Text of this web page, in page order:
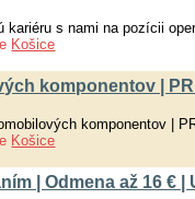
kariéru s nami na pozícii
Košice
komponentov |
komponentov |
Košice
| Odmena až 16 €